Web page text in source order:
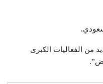
من الفعاليات الكبرى